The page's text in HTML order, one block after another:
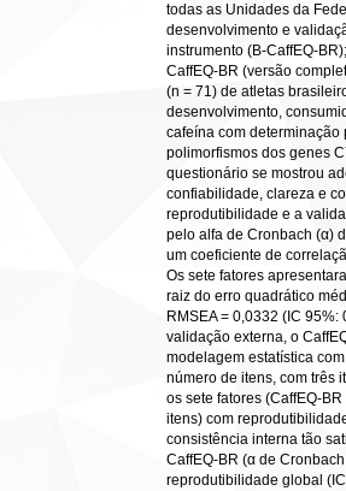
todas as Unidades da
desenvolvimento e
instrumento (B-CaffEQ-
CaffEQ-BR (versão
(n = 71) de atletas
desenvolvimento,
cafeína com determinação
polimorfismos dos genes
questionário se mostrou
confiabilidade, clareza e
reprodutibilidade e a
pelo alfa de Cronbach (α)
um coeficiente de
Os sete fatores
raiz do erro quadrático
RMSEA = 0,0332 (IC
validação externa, o
modelagem estatística
número de itens, com três
os sete fatores (CaffEQ-
itens) com
consistência interna tão
CaffEQ-BR (α de
reprodutibilidade global